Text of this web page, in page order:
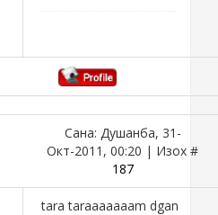
Сана: Душанба, 31-
Окт-2011, 00:20 | Изох #
187
tara taraaaaaaam dgan